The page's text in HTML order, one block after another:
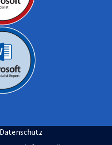
Datenschutz